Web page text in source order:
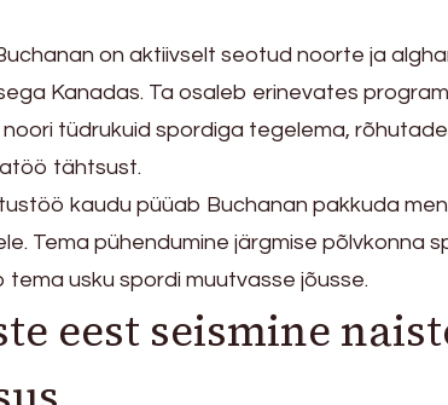
on aktiivselt seotud noorte ja
Kanadas. Ta osaleb erinevates
tüdrukuid spordiga tegelema,
tähtsust.
kaudu püüab Buchanan pakkuda
Tema pühendumine järgmise põlvkonna
usku spordi muutvasse jõusse.
eest seismine